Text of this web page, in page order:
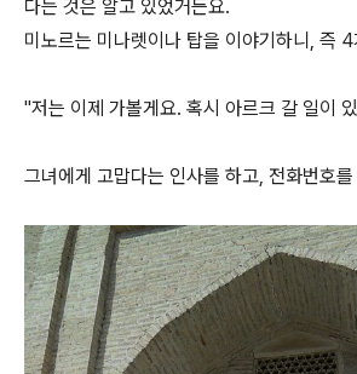
다는 것은 알고 있었거든요.
미노르는 미나렛이나 탑을 이야기하니, 즉
"저는 이제 가볼게요. 혹시 아르크 갈 일이
그녀에게 고맙다는 인사를 하고, 전화번호